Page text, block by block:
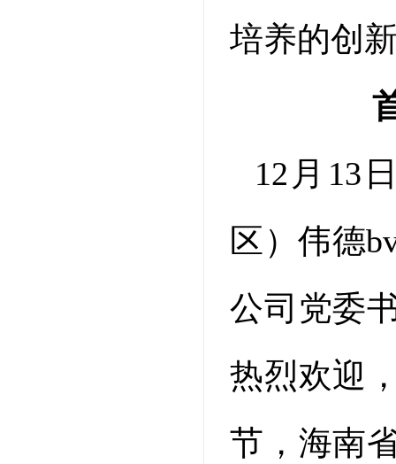
培养的创
12月13
区）伟德
公司党委
热烈欢迎
节，海南